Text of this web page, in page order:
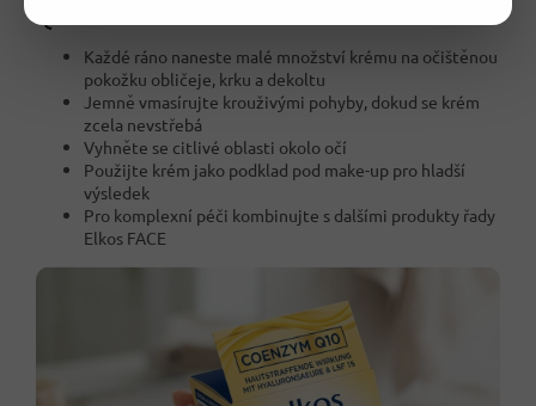
Každé ráno naneste malé množství krému na očištěnou
pokožku obličeje, krku a dekoltu
Jemně vmasírujte krouživými pohyby, dokud se krém
zcela nevstřebá
Vyhněte se citlivé oblasti okolo očí
Použijte krém jako podklad pod make-up pro hladší
výsledek
Pro komplexní péči kombinujte s dalšími produkty řady
Elkos FACE